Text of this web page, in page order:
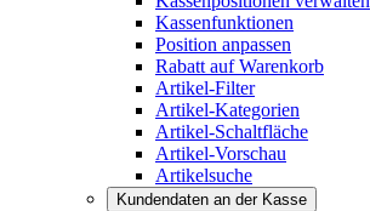
Kassenfunktionen
Position anpassen
Rabatt auf Warenkorb
Artikel-Filter
Artikel-Kategorien
Artikel-Schaltfläche
Artikel-Vorschau
Artikelsuche
Kundendaten an der Kasse